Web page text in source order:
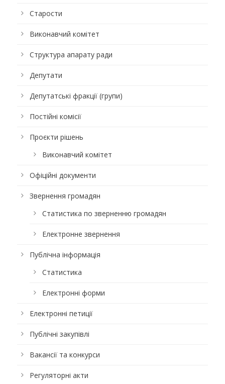
Старости
Виконавчий комітет
Структура апарату ради
Депутати
Депутатські фракції (групи)
Постійні комісії
Проєкти рішень
Виконавчий комітет
Офіційні документи
Звернення громадян
Статистика по зверненню громадян
Електронне звернення
Публічна інформація
Статистика
Електронні форми
Електронні петиції
Публічні закупівлі
Вакансії та конкурси
Регуляторні акти